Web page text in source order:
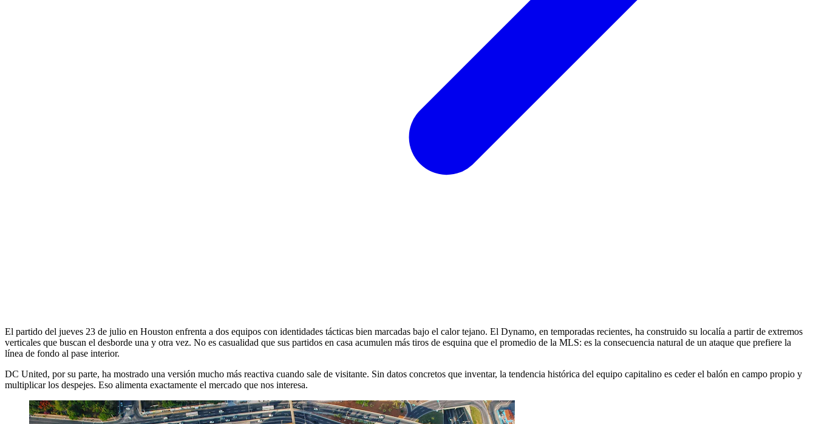
El partido del jueves 23 de julio en Houston enfrenta a dos equipos con identidades tácticas bien marcadas bajo el calor tejano. El Dynamo, en temporadas recientes, ha construido su localía a partir de extremos
verticales que buscan el desborde una y otra vez. No es casualidad que sus partidos en casa acumulen más tiros de esquina que el promedio de la MLS: es la consecuencia natural de un ataque que prefiere la
línea de fondo al pase interior.
DC United, por su parte, ha mostrado una versión mucho más reactiva cuando sale de visitante. Sin datos concretos que inventar, la tendencia histórica del equipo capitalino es ceder el balón en campo propio y
multiplicar los despejes. Eso alimenta exactamente el mercado que nos interesa.